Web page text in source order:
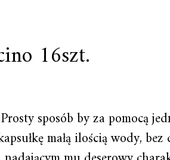
16szt.
sposób by za pomocą
małą ilością wody,